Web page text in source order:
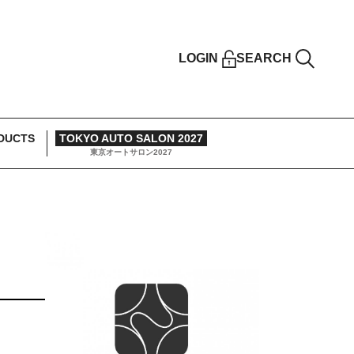
LOGIN SEARCH
TOKYO AUTO SALON 2027
東京オートサロン2027